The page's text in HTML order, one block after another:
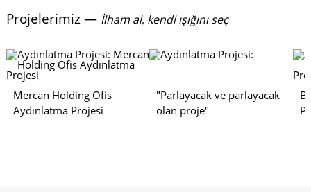
Projelerimiz — İlham al, kendi ışığını seç
Mercan Holding Ofis
Aydınlatma Projesi
"Parlayacak ve parlayacak
olan proje"